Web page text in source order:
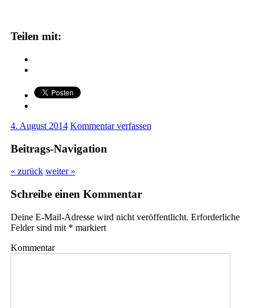
Teilen mit:
4. August 2014 Kommentar verfassen
Beitrags-Navigation
« zurück weiter »
Schreibe einen Kommentar
Deine E-Mail-Adresse wird nicht veröffentlicht. Erforderliche
Felder sind mit * markiert
Kommentar